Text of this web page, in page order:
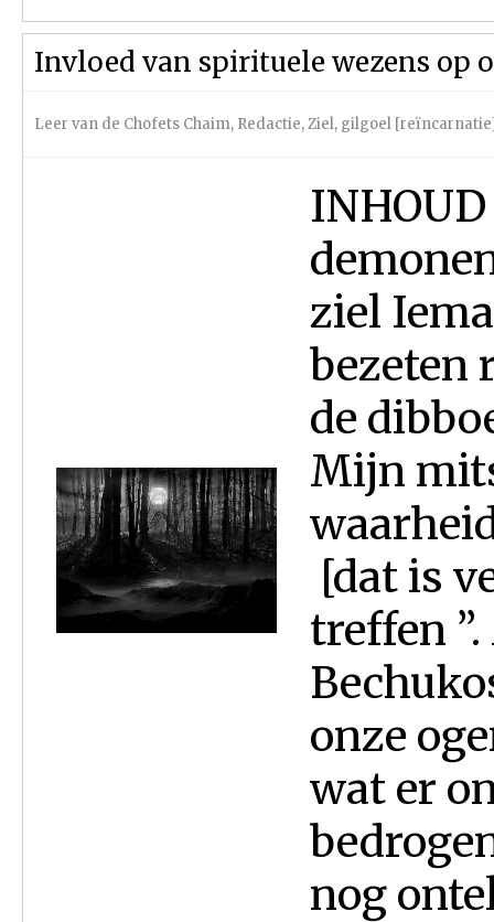
Invloed van spirituele wezens op
Leer van de Chofets Chaim, Redactie,Ziel, gilgoel
ziel
bezeten
de
Mijn
[dat is
treffen
onze
wat er
nog